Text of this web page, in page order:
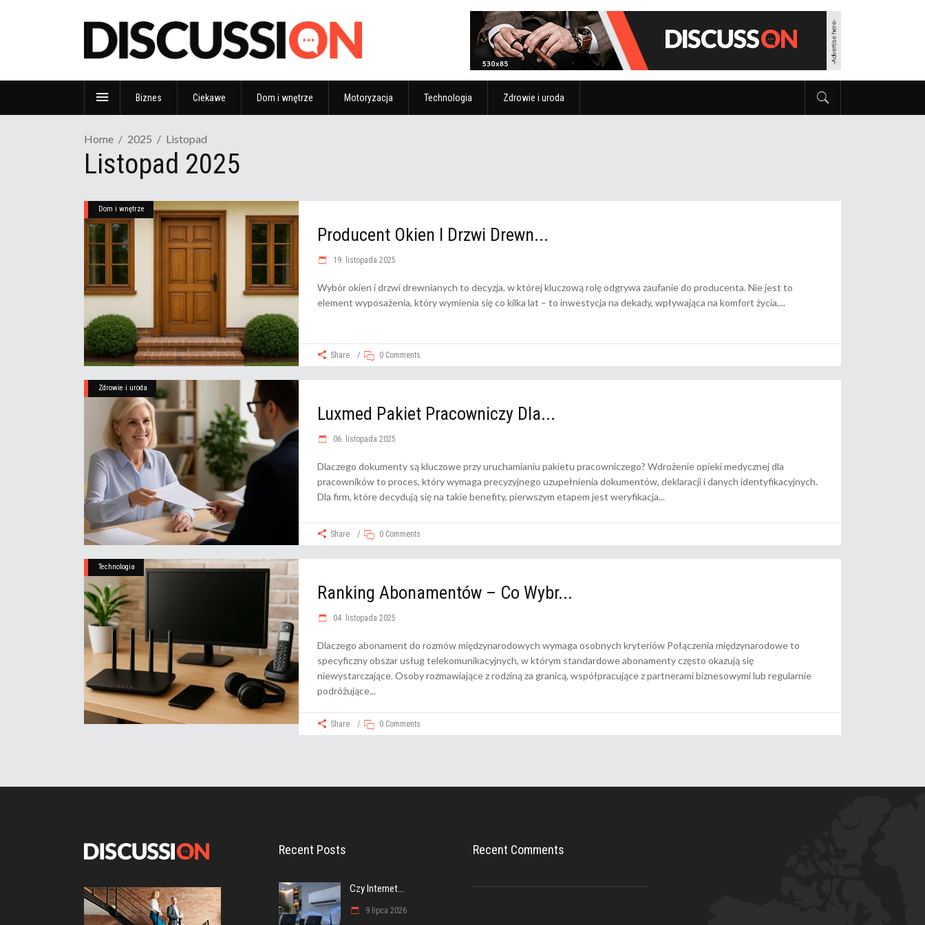
Biznes Ciekawe Dom i wnętrze Motoryzacja Technologia Zdrowie i uroda
Home 2025 Listopad
Listopad 2025
Dom i wnętrze
Producent Okien I Drzwi Drewn...
19. listopada 2025
Wybór okien i drzwi drewnianych to decyzja, w której kluczową rolę odgrywa zaufanie do producenta. Nie jest to
element wyposażenia, który wymienia się co kilka lat – to inwestycja na dekady, wpływająca na komfort życia,
Share 0 Comments
Zdrowie i uroda
Luxmed Pakiet Pracowniczy Dla...
06. listopada 2025
Dlaczego dokumenty są kluczowe przy uruchamianiu pakietu pracowniczego? Wdrożenie opieki medycznej dla
pracowników to proces, który wymaga precyzyjnego uzupełnienia dokumentów, deklaracji i danych identyfikacyjnych.
Dla firm, które decydują się na takie benefity, pierwszym etapem jest weryfikacja
Share 0 Comments
Technologia
Ranking Abonamentów – Co Wybr...
04. listopada 2025
Dlaczego abonament do rozmów międzynarodowych wymaga osobnych kryteriów Połączenia międzynarodowe to
specyficzny obszar usług telekomunikacyjnych, w którym standardowe abonamenty często okazują się
niewystarczające. Osoby rozmawiające z rodziną za granicą, współpracujące z partnerami biznesowymi lub regularnie
podróżujące
Share 0 Comments
Recent Posts
Czy Internet...
9 lipca 2026
Recent Comments